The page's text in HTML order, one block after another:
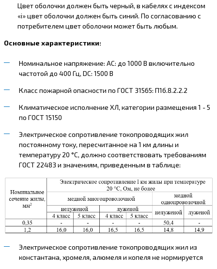
Цвет оболочки должен быть черный, в кабелях с индексом
«i» цвет оболочки должен быть синий. По согласованию с
потребителем цвет оболочки может быть любым.
Основные характеристики:
Номинальное напряжение: AC: до 1000 В включительно
частотой до 400 Гц, DC: 1500 В
Класс пожарной опасности по ГОСТ 31565: П1б.8.2.2.2
Климатическое исполнение ХЛ, категории размещения 1 - 5
по ГОСТ 15150
Электрическое сопротивление токопроводящих жил
постоянному току, пересчитанное на 1 км длины и
температуру 20 °С, должно соответствовать требованиям
ГОСТ 22483 и значениям, приведенным в таблице:
Электрическое сопротивление токопроводящих жил из
константана, хромеля, алюмеля и копеля не нормируется